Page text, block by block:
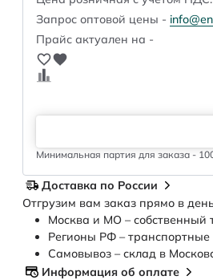
Запрос оптовой цены -
Прайс актуален на -
Минимальная партия для заказа -
Доставка по России
Отгрузим вам заказ прямо в
Москва и МО – собственный
Регионы РФ –
Самовывоз – склад в
Информация об оплате